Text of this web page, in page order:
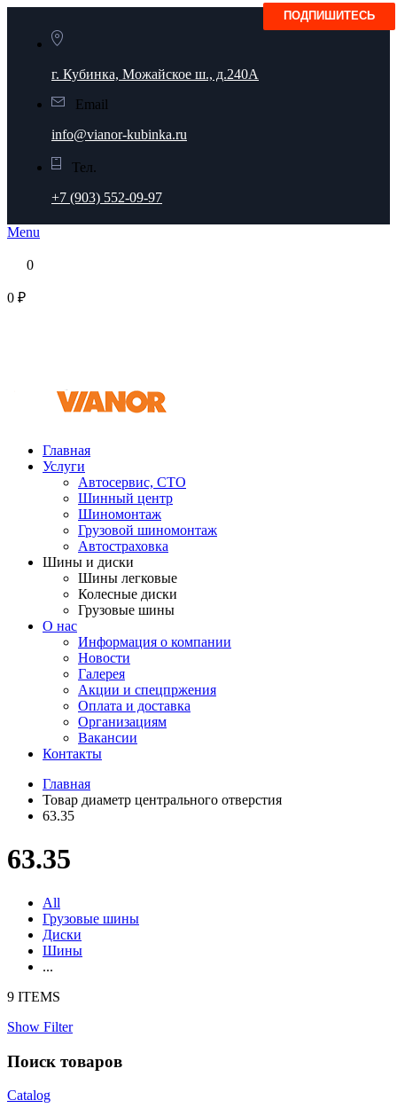
г. Кубинка, Можайское ш., д.240А
Email
info@vianor-kubinka.ru
Тел.
+7 (903) 552-09-97
Menu
0
0 ₽
Главная
Услуги
Автосервис, СТО
Шинный центр
Шиномонтаж
Грузовой шиномонтаж
Автостраховка
Шины и диски
Шины легковые
Колесные диски
Грузовые шины
О нас
Информация о компании
Новости
Галерея
Акции и спецпржения
Оплата и доставка
Организациям
Вакансии
Контакты
Главная
Товар диаметр центрального отверстия
63.35
63.35
All
Грузовые шины
Диски
Шины
...
9 ITEMS
Show Filter
Поиск товаров
Catalog